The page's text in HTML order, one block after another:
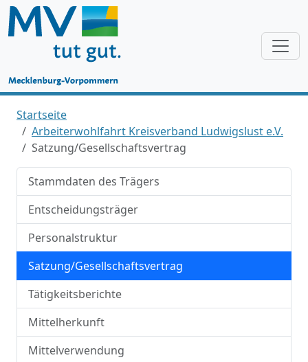
Startseite
Arbeiterwohlfahrt Kreisverband Ludwigslust e.V.
Satzung/Gesellschaftsvertrag
Stammdaten des Trägers
Entscheidungsträger
Personalstruktur
Satzung/Gesellschaftsvertrag
Tätigkeitsberichte
Mittelherkunft
Mittelverwendung